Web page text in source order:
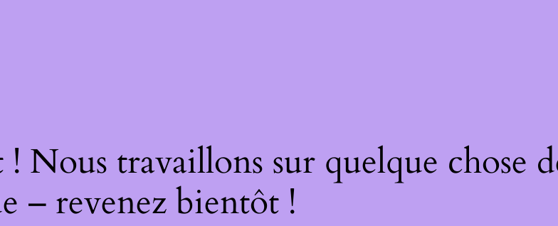
Nous travaillons sur quelque chose
– revenez bientôt !